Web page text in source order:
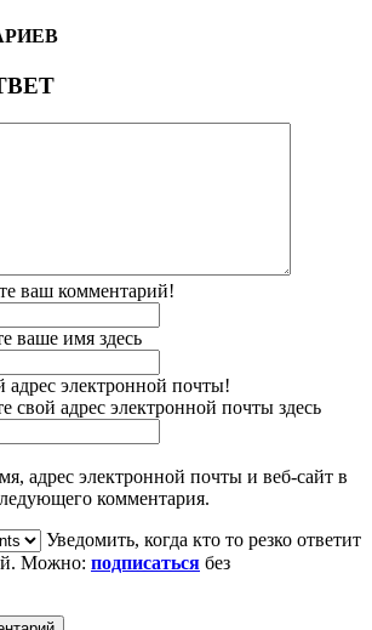
ваш комментарий!
ваше имя здесь
электронной почты!
свой адрес электронной почты здесь
адрес электронной почты и веб-сайт в
комментария.
Уведомить, когда кто то резко ответит
Можно: подписаться без